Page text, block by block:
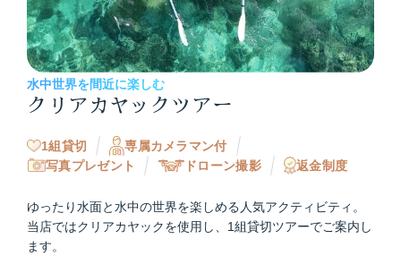
水中世界を間近に楽しむ
クリアカヤックツアー
1組貸切
専属カメラマン付
写真プレゼント
ドローン撮影 返金制度
ゆったり水面と水中の世界を楽しめる人気アクティビティ。
当店ではクリアカヤックを使用し、1組貸切ツアーでご案内し
ます。